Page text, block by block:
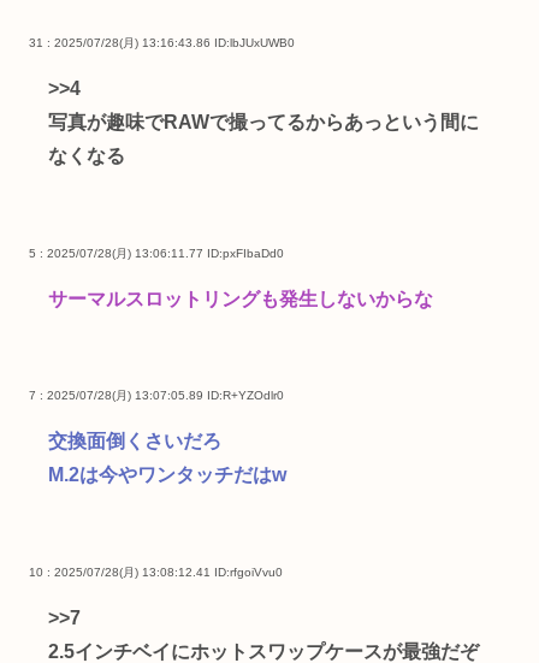
31 : 2025/07/28(月) 13:16:43.86 ID:lbJUxUWB0
>>4
写真が趣味でRAWで撮ってるからあっという間に
なくなる
5 : 2025/07/28(月) 13:06:11.77 ID:pxFIbaDd0
サーマルスロットリングも発生しないからな
7 : 2025/07/28(月) 13:07:05.89 ID:R+YZOdlr0
交換面倒くさいだろ
M.2は今やワンタッチだはw
10 : 2025/07/28(月) 13:08:12.41 ID:rfgoiVvu0
>>7
2.5インチベイにホットスワップケースが最強だぞ